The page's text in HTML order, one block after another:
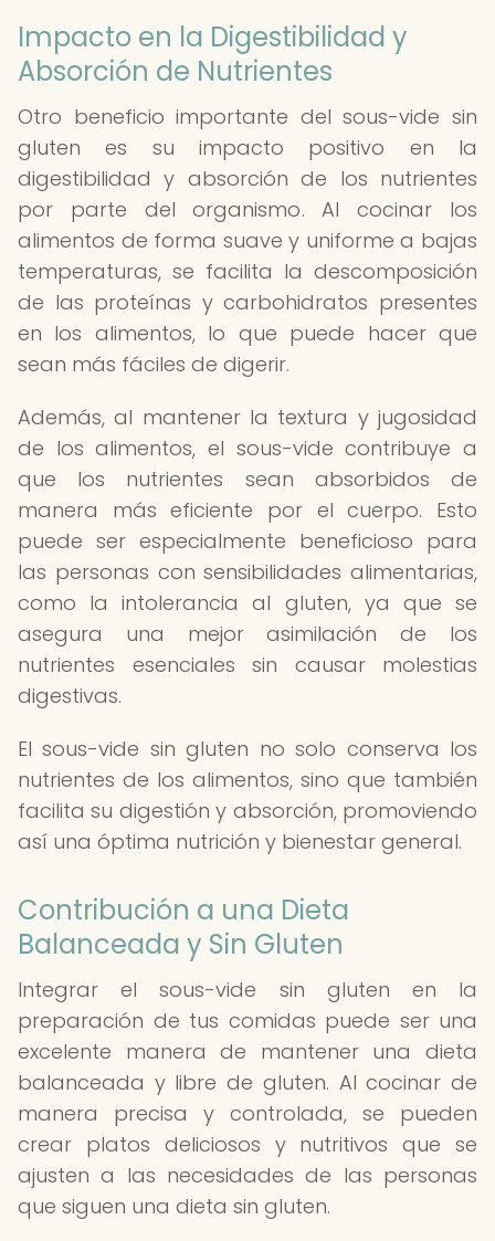
Impacto en la Digestibilidad y
Absorción de Nutrientes
Otro beneficio importante del sous-vide sin
gluten es su impacto positivo en la
digestibilidad y absorción de los nutrientes
por parte del organismo. Al cocinar los
alimentos de forma suave y uniforme a bajas
temperaturas, se facilita la descomposición
de las proteínas y carbohidratos presentes
en los alimentos, lo que puede hacer que
sean más fáciles de digerir.
Además, al mantener la textura y jugosidad
de los alimentos, el sous-vide contribuye a
que los nutrientes sean absorbidos de
manera más eficiente por el cuerpo. Esto
puede ser especialmente beneficioso para
las personas con sensibilidades alimentarias,
como la intolerancia al gluten, ya que se
asegura una mejor asimilación de los
nutrientes esenciales sin causar molestias
digestivas.
El sous-vide sin gluten no solo conserva los
nutrientes de los alimentos, sino que también
facilita su digestión y absorción, promoviendo
así una óptima nutrición y bienestar general.
Contribución a una Dieta
Balanceada y Sin Gluten
Integrar el sous-vide sin gluten en la
preparación de tus comidas puede ser una
excelente manera de mantener una dieta
balanceada y libre de gluten. Al cocinar de
manera precisa y controlada, se pueden
crear platos deliciosos y nutritivos que se
ajusten a las necesidades de las personas
que siguen una dieta sin gluten.